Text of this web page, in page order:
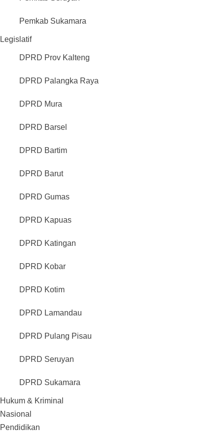
Pemkab Sukamara
Legislatif
DPRD Prov Kalteng
DPRD Palangka Raya
DPRD Mura
DPRD Barsel
DPRD Bartim
DPRD Barut
DPRD Gumas
DPRD Kapuas
DPRD Katingan
DPRD Kobar
DPRD Kotim
DPRD Lamandau
DPRD Pulang Pisau
DPRD Seruyan
DPRD Sukamara
Hukum & Kriminal
Nasional
Pendidikan